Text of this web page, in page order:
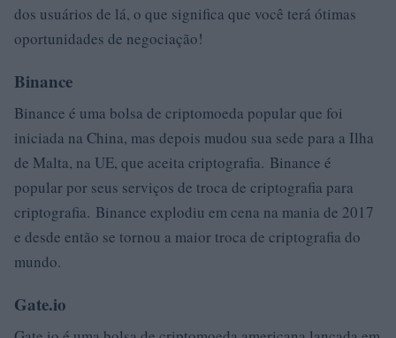
dos usuários de lá, o que significa que você terá ótimas
oportunidades de negociação!
Binance
Binance é uma bolsa de criptomoeda popular que foi
iniciada na China, mas depois mudou sua sede para a Ilha
de Malta, na UE, que aceita criptografia. Binance é
popular por seus serviços de troca de criptografia para
criptografia. Binance explodiu em cena na mania de 2017
e desde então se tornou a maior troca de criptografia do
mundo.
Gate.io